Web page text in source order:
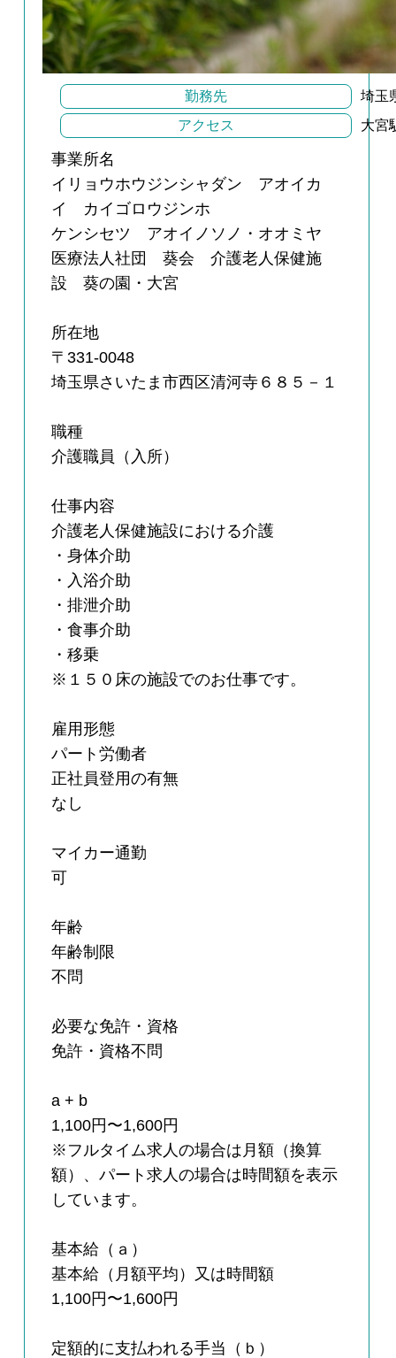
勤務先
埼玉
アクセス
大宮
事業所名
イリョウホウジンシャダン アオイカ
イ カイゴロウジンホ
ケンシセツ アオイノソノ・オオミヤ
医療法人社団 葵会 介護老人保健施
設 葵の園・大宮
所在地
〒331-0048
埼玉県さいたま市西区清河寺６８５－１
職種
介護職員（入所）
仕事内容
介護老人保健施設における介護
・身体介助
・入浴介助
・排泄介助
・食事介助
・移乗
※１５０床の施設でのお仕事です。
雇用形態
パート労働者
正社員登用の有無
なし
マイカー通勤
可
年齢
年齢制限
不問
必要な免許・資格
免許・資格不問
a + b
1,100円〜1,600円
※フルタイム求人の場合は月額（換算
額）、パート求人の場合は時間額を表示
しています。
基本給（ａ）
基本給（月額平均）又は時間額
1,100円〜1,600円
定額的に支払われる手当（ｂ）